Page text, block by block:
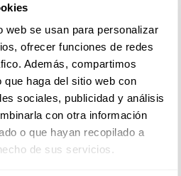
web se usan para personalizar
ofrecer funciones de redes
Además, compartimos
haga del sitio web con
sociales, publicidad y análisis
con otra información
o que hayan recopilado a
de sus servicios.